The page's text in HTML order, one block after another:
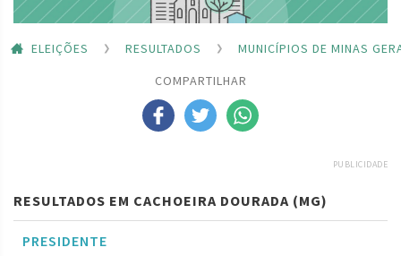
ELEIÇÕES RESULTADOS
MUNICÍPIOS DE MINAS
COMPARTILHAR
PUBLICIDADE
RESULTADOS EM CACHOEIRA DOURADA (MG)
PRESIDENTE